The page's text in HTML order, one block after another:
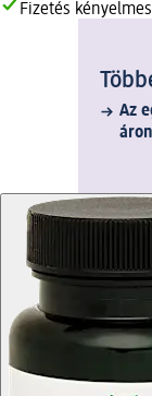
Fizetés
Az
áron